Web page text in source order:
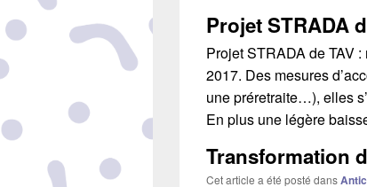
Projet STRADA
Projet STRADA de TAV
2017. Des mesures
une préretraite…), elles
En plus une légère
Transformation
Cet article a été posté dans